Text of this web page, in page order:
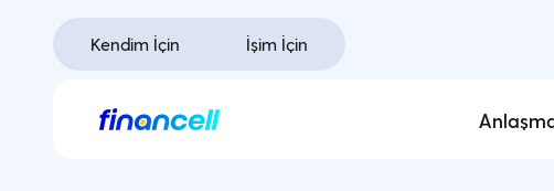
Kendim İçin İşim İçin